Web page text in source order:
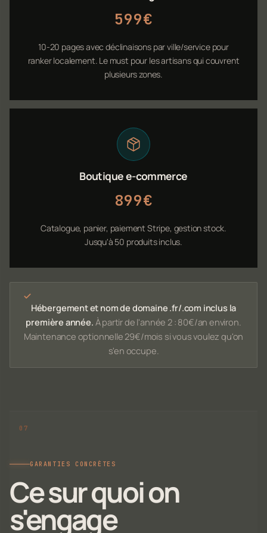
599€
10-20 pages avec déclinaisons par ville/service pour
ranker localement. Le must pour les artisans qui couvrent
plusieurs zones.
Boutique e-commerce
899€
Catalogue, panier, paiement Stripe, gestion stock.
Jusqu'à 50 produits inclus.
Hébergement et nom de domaine .fr/.com inclus la
première année. À partir de l'année 2 : 80€/an environ.
Maintenance optionnelle 29€/mois si vous voulez qu'on
s'en occupe.
GARANTIES CONCRÈTES
Ce sur quoi on
s'engage